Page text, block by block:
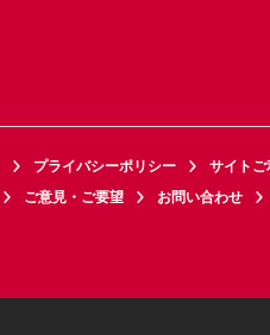
プライバシーポリシー サイトご
ご意見・ご要望 お問い合わせ